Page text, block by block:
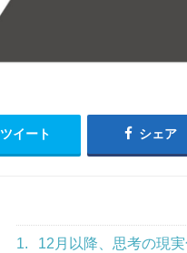
ツイート シェア
1. 12月以降、思考の現